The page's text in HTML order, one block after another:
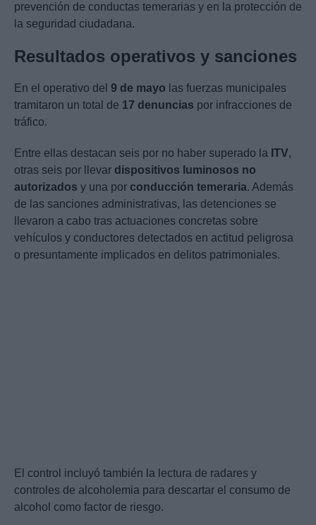
prevención de conductas temerarias y en la protección de
la seguridad ciudadana.
Resultados operativos y sanciones
En el operativo del 9 de mayo las fuerzas municipales
tramitaron un total de 17 denuncias por infracciones de
tráfico.
Entre ellas destacan seis por no haber superado la ITV,
otras seis por llevar dispositivos luminosos no
autorizados y una por conducción temeraria. Además
de las sanciones administrativas, las detenciones se
llevaron a cabo tras actuaciones concretas sobre
vehículos y conductores detectados en actitud peligrosa
o presuntamente implicados en delitos patrimoniales.
El control incluyó también la lectura de radares y
controles de alcoholemia para descartar el consumo de
alcohol como factor de riesgo.